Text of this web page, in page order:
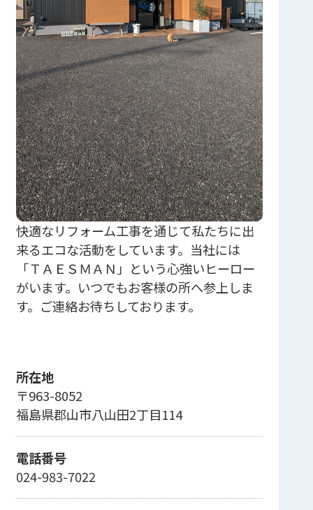
快適なリフォーム工事を通じて私たちに出
来るエコな活動をしています。当社には
「ＴＡＥＳＭＡＮ」という心強いヒーロー
がいます。いつでもお客様の所へ参上しま
す。ご連絡お待ちしております。
所在地
〒963-8052
福島県郡山市八山田2丁目114
電話番号
024-983-7022